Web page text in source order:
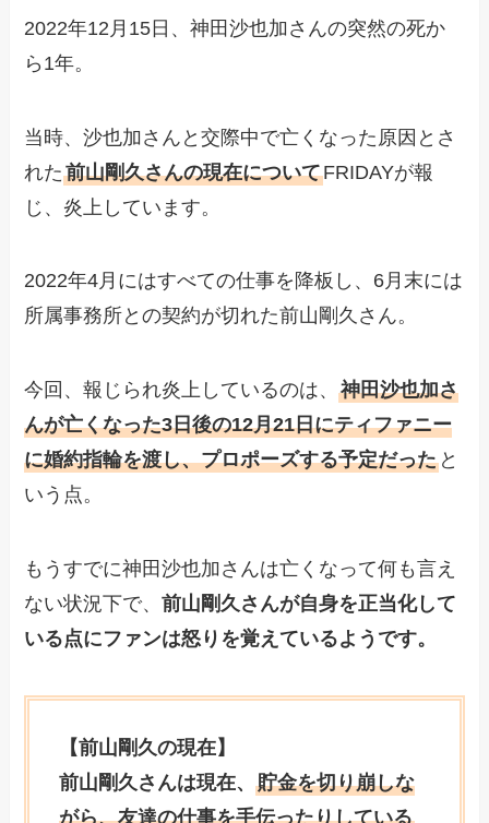
2022年12月15日、神田沙也加さんの突然の死か
ら1年。
当時、沙也加さんと交際中で亡くなった原因とさ
れた前山剛久さんの現在についてFRIDAYが報
じ、炎上しています。
2022年4月にはすべての仕事を降板し、6月末には
所属事務所との契約が切れた前山剛久さん。
今回、報じられ炎上しているのは、神田沙也加さ
んが亡くなった3日後の12月21日にティファニー
に婚約指輪を渡し、プロポーズする予定だった と
いう点。
もうすでに神田沙也加さんは亡くなって何も言え
ない状況下で、前山剛久さんが自身を正当化して
いる点にファンは怒りを覚えているようです。
【前山剛久の現在】
前山剛久さんは現在、貯金を切り崩しな
がら、友達の仕事を手伝ったりしている